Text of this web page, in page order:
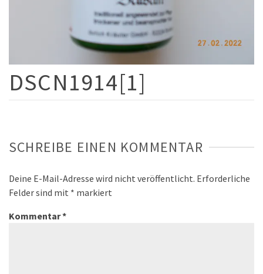
DSCN1914[1]
SCHREIBE EINEN KOMMENTAR
Deine E-Mail-Adresse wird nicht veröffentlicht. Erforderliche
Felder sind mit * markiert
Kommentar*